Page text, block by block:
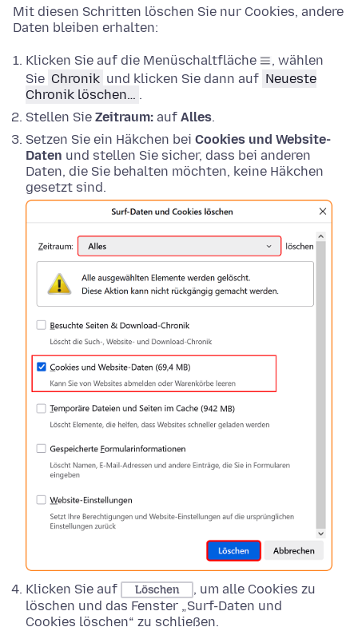
Mit diesen Schritten löschen Sie nur Cookies, andere
Daten bleiben erhalten:
Klicken Sie auf die Menüschaltfläche
, wählen
Sie Chronik und klicken Sie dann auf Neueste
Chronik löschen… .
Stellen Sie Zeitraum: auf Alles.
Setzen Sie ein Häkchen bei Cookies und Website-
Daten und stellen Sie sicher, dass bei anderen
Daten, die Sie behalten möchten, keine Häkchen
gesetzt sind.
Klicken Sie auf Löschen
, um alle Cookies zu
löschen und das Fenster „Surf-Daten und
Cookies löschen“ zu schließen.